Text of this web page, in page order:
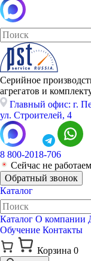
Серийное
агрегатов и
Главный офис: г.
ул. Строителей, 4
8 800-2018-706
Сейчас не работаем
Обратный звонок
Каталог
Каталог О компании
Обучение Контакты
Корзина 0